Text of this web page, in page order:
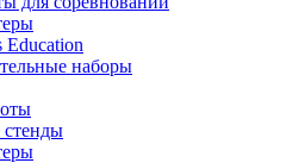
Education
наборы
стенды